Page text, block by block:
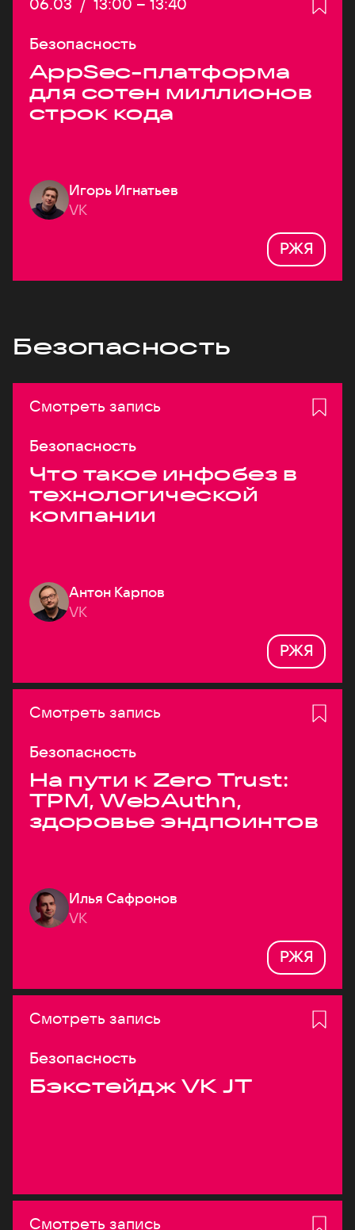
Безопасность
AppSec-платформа
для сотен миллионов
строк кода
Игорь Игнатьев
VK
РЖЯ
Безопасность
Смотреть запись
Безопасность
Что такое инфобез в
технологической
компании
Антон Карпов
VK
РЖЯ
Смотреть запись
Безопасность
На пути к Zero Trust:
TPM, WebAuthn,
здоровье эндпоинтов
Илья Сафронов
VK
РЖЯ
Смотреть запись
Безопасность
Бэкстейдж VK JT
Смотреть запись